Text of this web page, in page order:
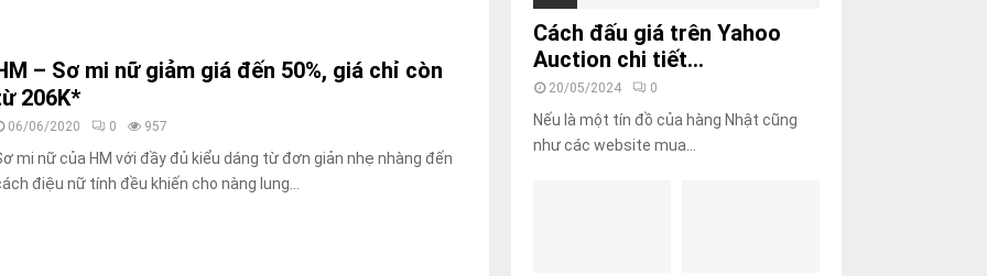
– Sơ mi nữ giảm giá đến 50%, giá chỉ còn
206K*
06/06/2020 0 957
mi nữ của HM với đầy đủ kiểu dáng từ đơn giản nhẹ nhàng đến
điệu nữ tính đều khiến cho nàng lung...
Cách đấu giá trên Yahoo
Auction chi tiết...
20/05/2024 0
Nếu là một tín đồ của hàng Nhật cũng
như các website mua...